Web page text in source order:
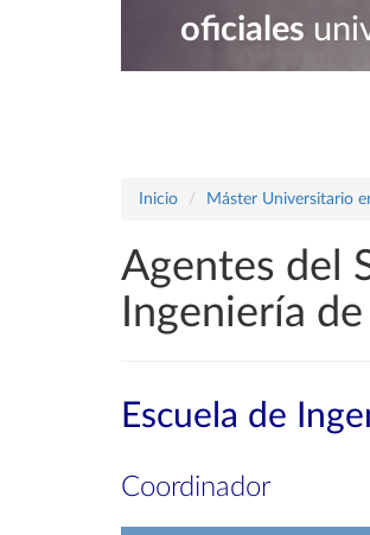
oficiales
Inicio Máster Universitario
Agentes del
Ingeniería
Escuela de
Coordinador